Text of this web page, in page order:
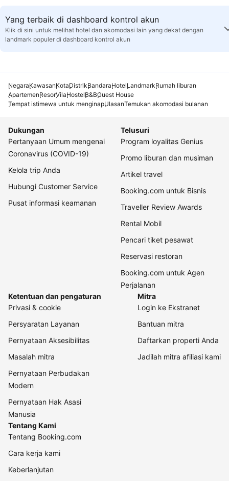
Yang terbaik di dashboard kontrol akun
Klik di sini untuk melihat hotel dan akomodasi lain yang dekat dengan
landmark populer di dashboard kontrol akun
NegaraKawasanKotaDistrikBandaraHotelLandmarkRumah liburan
ApartemenResorVilaHostelB&BGuest House
Tempat istimewa untuk menginapUlasanTemukan akomodasi bulanan
Dukungan
Pertanyaan Umum mengenai
Coronavirus (COVID-19)
Kelola trip Anda
Hubungi Customer Service
Pusat informasi keamanan
Telusuri
Program loyalitas Genius
Promo liburan dan musiman
Artikel travel
Booking.com untuk Bisnis
Traveller Review Awards
Rental Mobil
Pencari tiket pesawat
Reservasi restoran
Booking.com untuk Agen
Perjalanan
Ketentuan dan pengaturan
Privasi & cookie
Persyaratan Layanan
Pernyataan Aksesibilitas
Masalah mitra
Pernyataan Perbudakan
Modern
Pernyataan Hak Asasi
Manusia
Mitra
Login ke Ekstranet
Bantuan mitra
Daftarkan properti Anda
Jadilah mitra afiliasi kami
Tentang Kami
Tentang Booking.com
Cara kerja kami
Keberlanjutan